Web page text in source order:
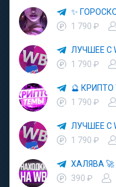
1 790 ₽
1 790 ₽
1 790 ₽
1 790 ₽
390 ₽